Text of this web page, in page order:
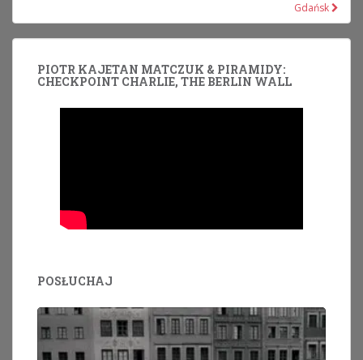
Gdańsk
PIOTR KAJETAN MATCZUK & PIRAMIDY:
CHECKPOINT CHARLIE, THE BERLIN WALL
POSŁUCHAJ
Odtwarzacz
dźwiękowych